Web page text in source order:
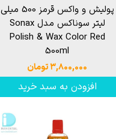
پولیش و واکس قرمز 500 میلی
لیتر سوناکس مدل Sonax
Polish & Wax Color Red
500ml
۳,۸۰۰,۰۰۰ تومان
افزودن به سبد خرید